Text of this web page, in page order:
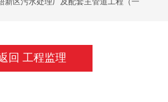
回 工程监理